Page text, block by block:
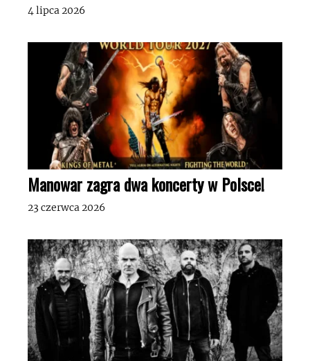
4 lipca 2026
Manowar zagra dwa koncerty w Polsce!
23 czerwca 2026